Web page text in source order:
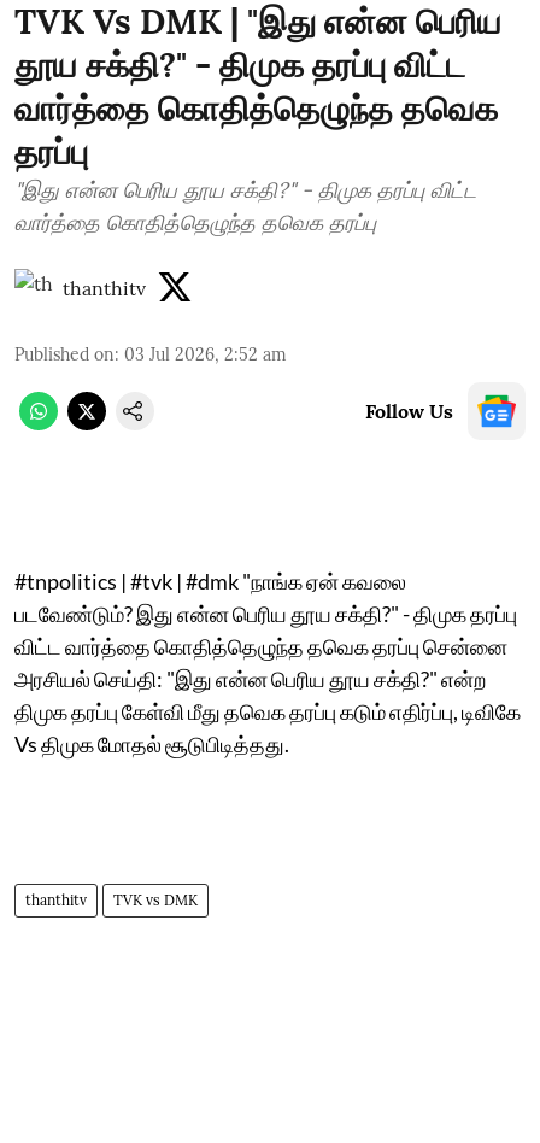
TVK Vs DMK | "இது என்ன பெரிய
தூய சக்தி?" - திமுக தரப்பு விட்ட
வார்த்தை கொதித்தெழுந்த தவெக
தரப்பு
"இது என்ன பெரிய தூய சக்தி?" - திமுக தரப்பு விட்ட
வார்த்தை கொதித்தெழுந்த தவெக தரப்பு
thanthitv
Published on: 03 Jul 2026, 2:52 am
Follow Us
#tnpolitics | #tvk | #dmk "நாங்க ஏன் கவலை
படவேண்டும்? இது என்ன பெரிய தூய சக்தி?" - திமுக தரப்பு
விட்ட வார்த்தை கொதித்தெழுந்த தவெக தரப்பு சென்னை
அரசியல் செய்தி: "இது என்ன பெரிய தூய சக்தி?" என்ற
திமுக தரப்பு கேள்வி மீது தவெக தரப்பு கடும் எதிர்ப்பு, டிவிகே
Vs திமுக மோதல் சூடுபிடித்தது.
thanthitv TVK vs DMK